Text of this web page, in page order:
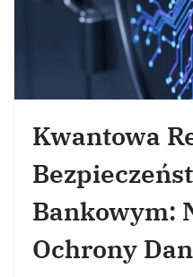
Kwantowa
Bankowym:
Ochrony